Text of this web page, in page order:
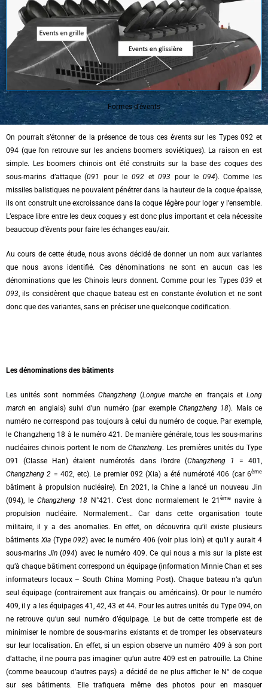
Formes d'évents
On pourrait s’étonner de la présence de tous ces évents sur les Types 092 et
094 (que l’on retrouve sur les anciens boomers soviétiques). La raison en est
simple. Les boomers chinois ont été construits sur la base des coques des
sous-marins d’attaque (091 pour le 092et093 pour le 094). Comme les
missiles balistiques ne pouvaient pénétrer dans la hauteur de la coque épaisse,
ils ont construit une excroissance dans la coque légère pour loger y l’ensemble.
L’espace libre entre les deux coques y est donc plus important et cela nécessite
beaucoup d’évents pour faire les échanges eau/air.
Au cours de cette étude, nous avons décidé de donner un nom aux variantes
que nous avons identifié. Ces dénominations ne sont en aucun cas les
dénominations que les Chinois leurs donnent. Comme pour les Types039 et
093, ils considèrent que chaque bateau est en constante évolution et ne sont
donc que des variantes, sans en préciser une quelconque codification.
Les dénominations des bâtiments
Les unités sont nommées Changzheng(Longue marche en français etLong
march en anglais) suivi d’un numéro (par exemple Changzheng 18). Mais ce
numéro ne correspond pas toujours à celui du numéro de coque. Par exemple,
le Changzheng 18 à le numéro 421. De manière générale, tous les sous-marins
nucléaires chinois portent le nom de Chanzheng. Les premières unités du Type
091 (Classe Han) étaient numérotés dans l’ordre (Changzheng 1
= 401,
Changzheng 2 = 402, etc). Le premier 092 (Xia) a été numéroté 406 (car 6ème
bâtiment à propulsion nucléaire). En 2021, la Chine a lancé un nouveau Jin
(094), le Changzheng 18 N°421. C’est donc normalement le 21 ème navire à
propulsion nucléaire. Normalement…Car dans cette organisation toute
militaire, il y a des anomalies. En effet, on découvrira qu’il existe plusieurs
bâtiments Xia(Type092) avec le numéro 406 (voir plus loin) et qu’il y aurait 4
sous-marinsJin (094) avec le numéro 409. Ce qui nous a mis sur la piste est
qu’à chaque bâtiment correspond un équipage (information Minnie Chan et ses
informateurs locaux – South China Morning Post). Chaque bateau n’a qu’un
seul équipage (contrairement aux français ou américains). Or pour le numéro
409, il y a les équipages 41, 42, 43 et 44. Pour les autres unités du Type 094, on
ne retrouve qu’un seul numéro d’équipage. Le but de cette tromperie est de
minimiser le nombre de sous-marins existants et de tromper les observateurs
sur leur localisation. En effet, si un espion observe un numéro 409 à son port
d’attache, il ne pourra pas imaginer qu’un autre 409 est en patrouille. La Chine
(comme beaucoup d’autres pays) a décidé de ne plus afficher le N° de coque
sur ses bâtiments. Elle trafiquera même des photos pour en masquer